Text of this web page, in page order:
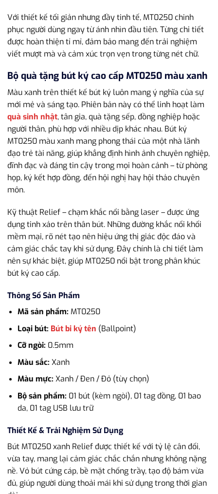
Với thiết kế tối giản nhưng đầy tinh tế, MT0250 chinh
phục người dùng ngay từ ánh nhìn đầu tiên. Từng chi tiết
được hoàn thiện tỉ mỉ, đảm bảo mang đến trải nghiệm
viết mượt mà và cảm xúc trọn vẹn trong từng nét chữ.
Bộ quà tặng bút ký cao cấp MT0250 màu xanh
Màu xanh trên thiết kế bút ký luôn mang ý nghĩa của sự
mới mẻ và sáng tạo. Phiên bản này có thể linh hoạt làm
quà sinh nhật, tân gia, quà tặng sếp, đồng nghiệp hoặc
người thân, phù hợp với nhiều dịp khác nhau. Bút ký
MT0250 màu xanh mang phong thái của một nhà lãnh
đạo trẻ tài năng, giúp khẳng định hình ảnh chuyên nghiệp,
đĩnh đạc và đáng tin cậy trong mọi hoàn cảnh – từ phòng
họp, ký kết hợp đồng, đến hội nghị hay hội thảo chuyên
môn.
Kỹ thuật Relief – chạm khắc nổi bằng laser – được ứng
dụng tinh xảo trên thân bút. Những đường khắc nổi khối
mềm mại, rõ nét tạo nên hiệu ứng thị giác độc đáo và
cảm giác chắc tay khi sử dụng. Đây chính là chi tiết làm
nên sự khác biệt, giúp MT0250 nổi bật trong phân khúc
bút ký cao cấp.
Thông Số Sản Phẩm
Mã sản phẩm: MT0250
Loại bút: Bút bi ký tên (Ballpoint)
Cỡ ngòi: 0.5mm
Màu sắc: Xanh
Màu mực: Xanh / Đen / Đỏ (tùy chọn)
Bộ sản phẩm: 01 bút (kèm ngòi), 01 tag đồng, 01 bao
da, 01 tag USB lưu trữ
Thiết Kế & Trải Nghiệm Sử Dụng
Bút MT0250 xanh Relief được thiết kế với tỷ lệ cân đối,
vừa tay, mang lại cảm giác chắc chắn nhưng không nặng
nề. Vỏ bút cứng cáp, bề mặt chống trầy, tạo độ bám vừa
đủ, giúp người dùng thoải mái khi sử dụng trong thời gian